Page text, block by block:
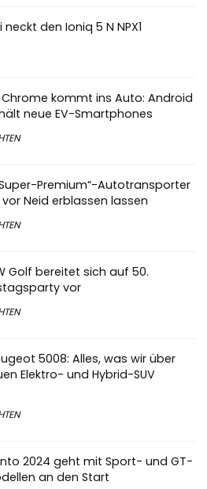
neckt den Ioniq 5 N NPX1
kommt ins Auto: Android
neue EV-Smartphones
Premium“-Autotransporter
vor Neid erblassen lassen
Golf bereitet sich auf 50.
vor
5008: Alles, was wir über
Elektro- und Hybrid-SUV
2024 geht mit Sport- und GT-
an den Start